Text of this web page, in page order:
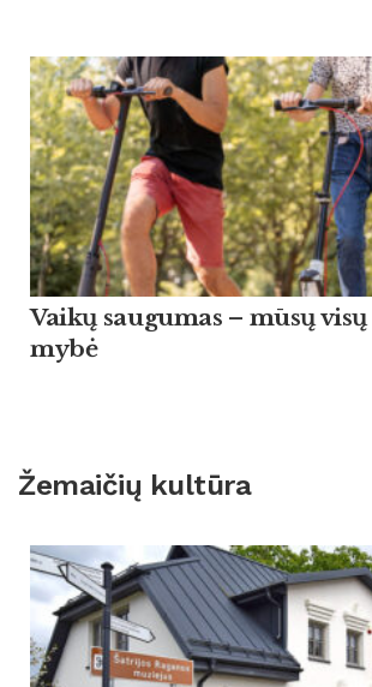
Vaikų sau­gu­mas – mūsų
mybė
Žemaičių kultūra